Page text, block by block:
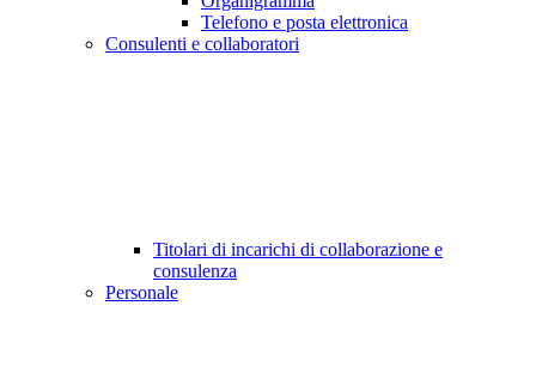
Telefono e posta elettronica
Consulenti e collaboratori
Titolari di incarichi di collaborazione e
consulenza
Personale